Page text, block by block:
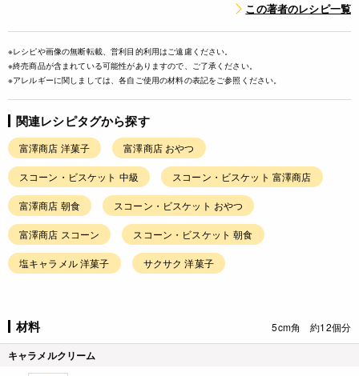
この著者のレシピ一覧
※レシピや画像の無断転載、営利目的利用はご遠慮ください。
※終売商品が含まれている可能性がありますので、ご了承ください。
※アレルギーに関しましては、各自ご使用の材料の表記をご参照ください。
関連レシピタグから探す
富澤商店 洋菓子 富澤商店 おやつ
スコーン・ビスケット 中級 スコーン・ビスケット 富澤商店
富澤商店 朝食 スコーン・ビスケット おやつ
富澤商店 スコーン スコーン・ビスケット 朝食
塩キャラメル 洋菓子 サクサク 洋菓子
材料 5cm角 約12個分
キャラメルクリーム